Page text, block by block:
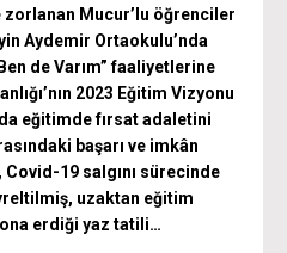
Mucur’lu öğrenciler
Aydemir Ortaokulu’nda
de Varım” faaliyetlerine
2023 Eğitim Vizyonu
eğitimde fırsat adaletini
başarı ve imkân
Covid-19 salgını sürecinde
uzaktan eğitim
erdiği yaz tatili…